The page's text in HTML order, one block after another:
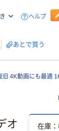
ヘルプ
あとで買う
4K動画にも最適
オ
在庫：